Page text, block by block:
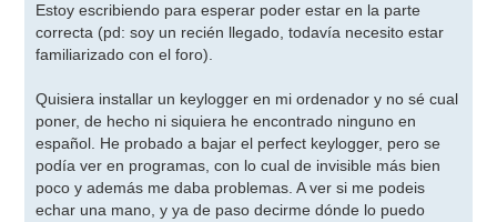
a
j
e
Estoy escribiendo para esperar poder estar en la parte
correcta (pd: soy un recién llegado, todavía necesito estar
familiarizado con el foro).
Quisiera installar un keylogger en mi ordenador y no sé cual
poner, de hecho ni siquiera he encontrado ninguno en
español. He probado a bajar el perfect keylogger, pero se
podía ver en programas, con lo cual de invisible más bien
poco y además me daba problemas. A ver si me podeis
echar una mano, y ya de paso decirme dónde lo puedo